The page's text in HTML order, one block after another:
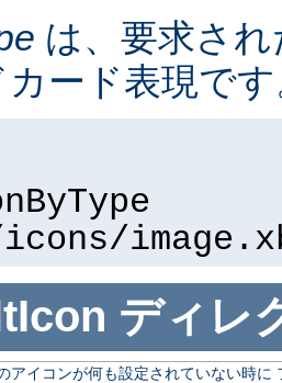
は、要求さ
カード表現で
ディレ
アイコンが何も設定されていない時に